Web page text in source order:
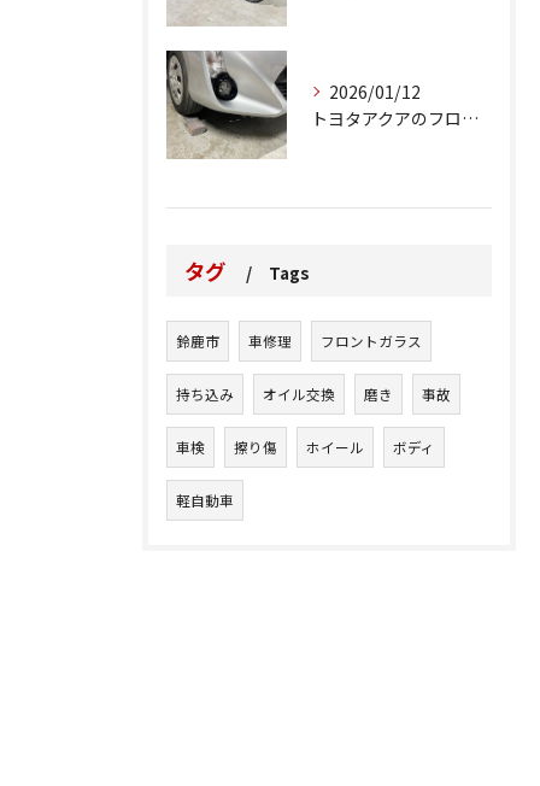
2026/01/12
トヨタアクアのフロントバンパーの右下側を縁石にぶつけてできた...
タグ Tags
鈴鹿市 車修理 フロントガラス
持ち込み オイル交換 磨き 事故
車検 擦り傷 ホイール ボディ
軽自動車